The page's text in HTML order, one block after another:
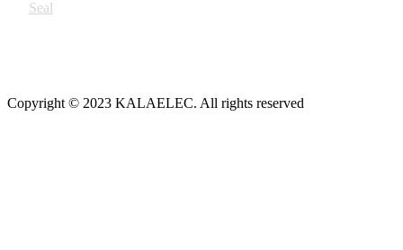
Copyright © 2023 KALAELEC. All rights reserved